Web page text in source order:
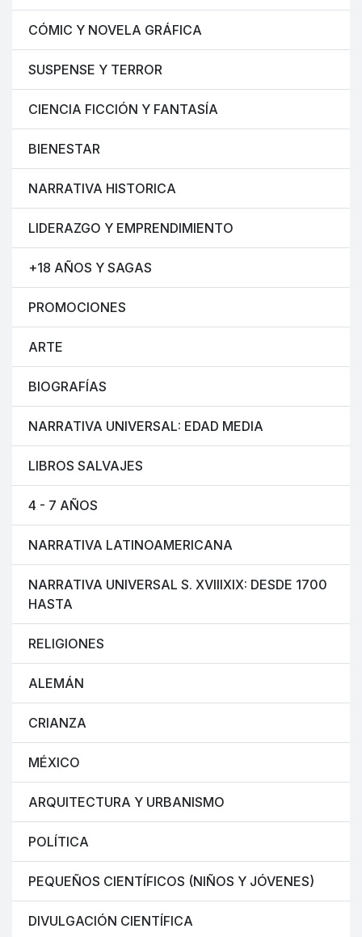
CÓMIC Y NOVELA GRÁFICA
SUSPENSE Y TERROR
CIENCIA FICCIÓN Y FANTASÍA
BIENESTAR
NARRATIVA HISTORICA
LIDERAZGO Y EMPRENDIMIENTO
+18 AÑOS Y SAGAS
PROMOCIONES
ARTE
BIOGRAFÍAS
NARRATIVA UNIVERSAL: EDAD MEDIA
LIBROS SALVAJES
4 - 7 AÑOS
NARRATIVA LATINOAMERICANA
NARRATIVA UNIVERSAL S. XVIIIXIX: DESDE 1700
HASTA
RELIGIONES
ALEMÁN
CRIANZA
MÉXICO
ARQUITECTURA Y URBANISMO
POLÍTICA
PEQUEÑOS CIENTÍFICOS (NIÑOS Y JÓVENES)
DIVULGACIÓN CIENTÍFICA